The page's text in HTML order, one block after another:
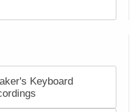
Keyboard